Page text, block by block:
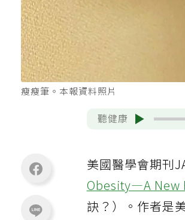
瘦瘦筆。本報資料照片
聽健康
美國醫學會期刊
Obesity—A New
訣？）。作者是